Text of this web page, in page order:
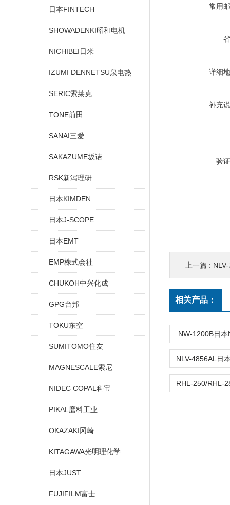
日本FINTECH
SHOWADENKI昭和电机
NICHIBEI日米
IZUMI DENNETSU泉电热
SERIC索莱克
TONE前田
SANAI三爱
SAKAZUME坂诘
RSK新泻理研
日本KIMDEN
日本J-SCOPE
日本EMT
EMP株式会社
CHUKOH中兴化成
GPG台邦
TOKU东空
SUMITOMO住友
MAGNESCALE索尼
NIDEC COPAL科宝
PIKAL磨料工业
OKAZAKI冈崎
KITAGAWA光明理化学
日本JUST
FUJIFILM富士
常用
详细
补充
验
上一篇 :
相关产品：
NW-1200B日本